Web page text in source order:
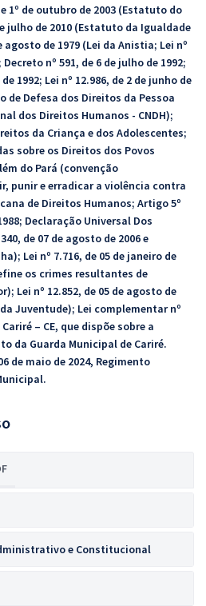
1º de outubro de 2003 (Estatuto do
julho de 2010 (Estatuto da Igualdade
agosto de 1979 (Lei da Anistia; Lei nº
nº 591, de 6 de julho de 1992;
1992; Lei nº 12.986, de 2 de junho de
de Defesa dos Direitos da Pessoa
dos Direitos Humanos - CNDH);
da Criança e dos Adolescentes;
sobre os Direitos dos Povos
do Pará (convenção
punir e erradicar a violência contra
de Direitos Humanos; Artigo 5º
Declaração Universal Dos
de 07 de agosto de 2006 e
Lei nº 7.716, de 05 de janeiro de
os crimes resultantes de
Lei nº 12.852, de 05 de agosto de
Juventude); Lei complementar nº
– CE, que dispõe sobre a
da Guarda Municipal de Cariré.
de maio de 2024, Regimento
e Constitucional